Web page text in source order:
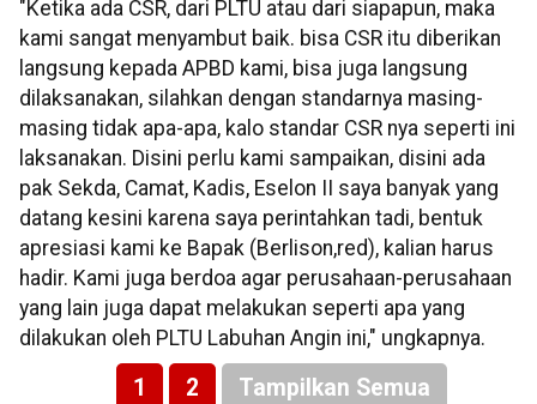
"Ketika ada CSR, dari PLTU atau dari siapapun, maka
kami sangat menyambut baik. bisa CSR itu diberikan
langsung kepada APBD kami, bisa juga langsung
dilaksanakan, silahkan dengan standarnya masing-
masing tidak apa-apa, kalo standar CSR nya seperti ini
laksanakan. Disini perlu kami sampaikan, disini ada
pak Sekda, Camat, Kadis, Eselon II saya banyak yang
datang kesini karena saya perintahkan tadi, bentuk
apresiasi kami ke Bapak (Berlison,red), kalian harus
hadir. Kami juga berdoa agar perusahaan-perusahaan
yang lain juga dapat melakukan seperti apa yang
dilakukan oleh PLTU Labuhan Angin ini," ungkapnya.
1 2 Tampilkan Semua